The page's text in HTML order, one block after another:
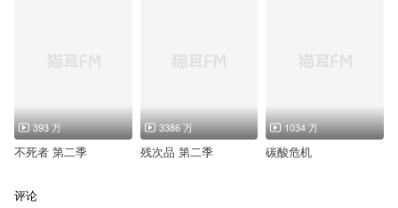
393 万
不死者 第二季
3386 万
残次品 第二季
1034 万
碳酸危机
评论